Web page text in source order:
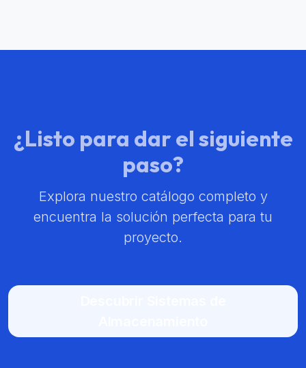
¿Listo para dar el siguiente
paso?
Explora nuestro catálogo completo y
encuentra la solución perfecta para tu
proyecto.